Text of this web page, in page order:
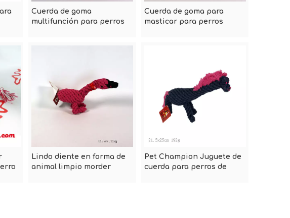
Cuerda de goma
multifunción para perros
Cuerda de goma para
masticar para perros
Lindo diente en forma de
animal limpio morder
Pet Champion Juguete de
cuerda para perros de